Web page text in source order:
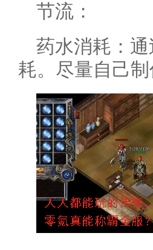
节流：
药水消耗：
耗。尽量自己